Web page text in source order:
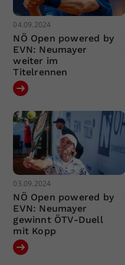
04.09.2024
NÖ Open powered by
EVN: Neumayer
weiter im
Titelrennen
03.09.2024
NÖ Open powered by
EVN: Neumayer
gewinnt ÖTV-Duell
mit Kopp